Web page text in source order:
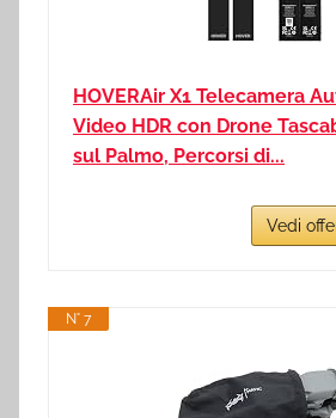
HOVERAir X1 Telecamera
Video HDR con Drone
sul Palmo, Percorsi di...
Vedi
N° 7